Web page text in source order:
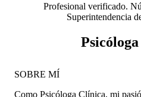
Profesional verificado.
Superintendencia
SOBRE MÍ
Como Psicóloga Clínica, mi